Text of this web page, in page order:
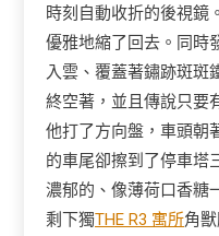
時刻自動收折的後視鏡
優雅地縮了回去。同時
入雲、覆蓋著鏽跡斑斑
終空著，並且傳說只要
他打了方向盤，車頭朝
的車尾卻擦到了停車塔
濃郁的、像薄荷口香糖
剩下獨THE R3 寓所角